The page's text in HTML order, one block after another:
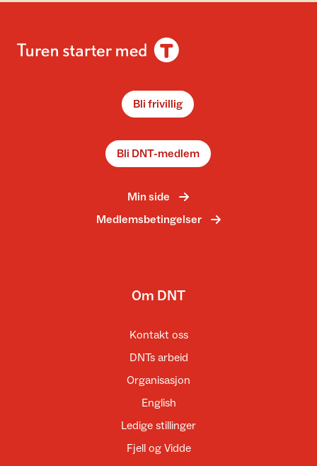
Bli frivillig
Bli DNT-medlem
Min side
Medlemsbetingelser
Om DNT
Kontakt oss
DNTs arbeid
Organisasjon
English
Ledige stillinger
Fjell og Vidde